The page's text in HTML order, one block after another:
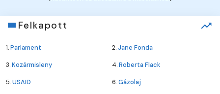
Felkapott
1.Parlament 2.Jane Fonda
3.Kozármisleny 4.Roberta Flack
5.USAID 6.Gázolaj